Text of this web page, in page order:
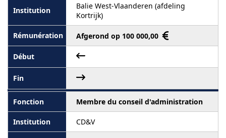
Balie West-Vlaanderen (afdeling
Kortrijk)
Afgerond op 100 000,00
Membre du conseil d'administration
CD&V